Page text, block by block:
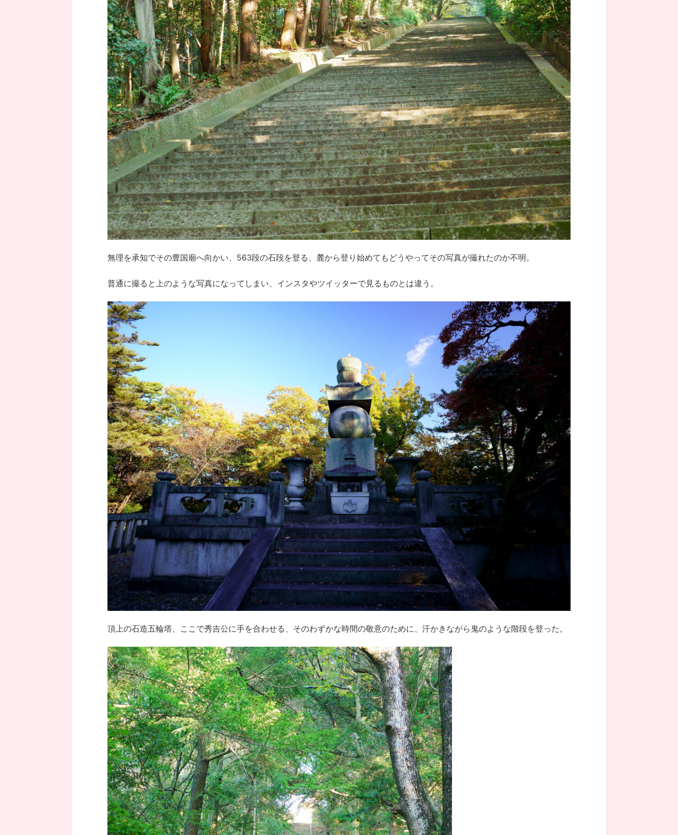
無理を承知でその豊国廟へ向かい、563段の石段を登る、麓から登り始めてもどうやってその写真が撮れたのか不明。
普通に撮ると上のような写真になってしまい、インスタやツイッターで見るものとは違う。
頂上の石造五輪塔、ここで秀吉公に手を合わせる、そのわずかな時間の敬意のために、汗かきながら鬼のような階段を登った。